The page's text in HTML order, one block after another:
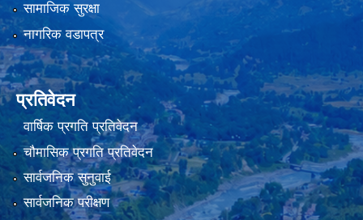
सामाजिक सुरक्षा
नागरिक वडापत्र
प्रतिवेदन
वार्षिक प्रगति प्रतिवेदन
चौमासिक प्रगति प्रतिवेदन
सार्वजनिक सुनुवाई
सार्वजनिक परीक्षण